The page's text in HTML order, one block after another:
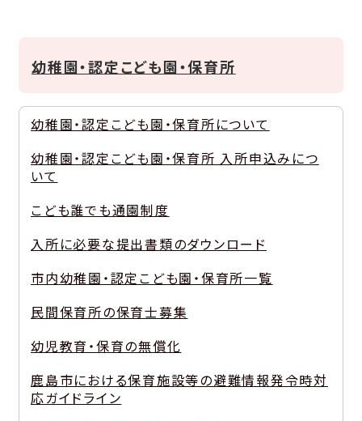
幼稚園・認定こども園・保育所
幼稚園・認定こども園・保育所について
幼稚園・認定こども園・保育所 入所申込みにつ
いて
こども誰でも通園制度
入所に必要な提出書類のダウンロード
市内幼稚園・認定こども園・保育所一覧
民間保育所の保育士募集
幼児教育・保育の無償化
鹿島市における保育施設等の避難情報発令時対
応ガイドライン